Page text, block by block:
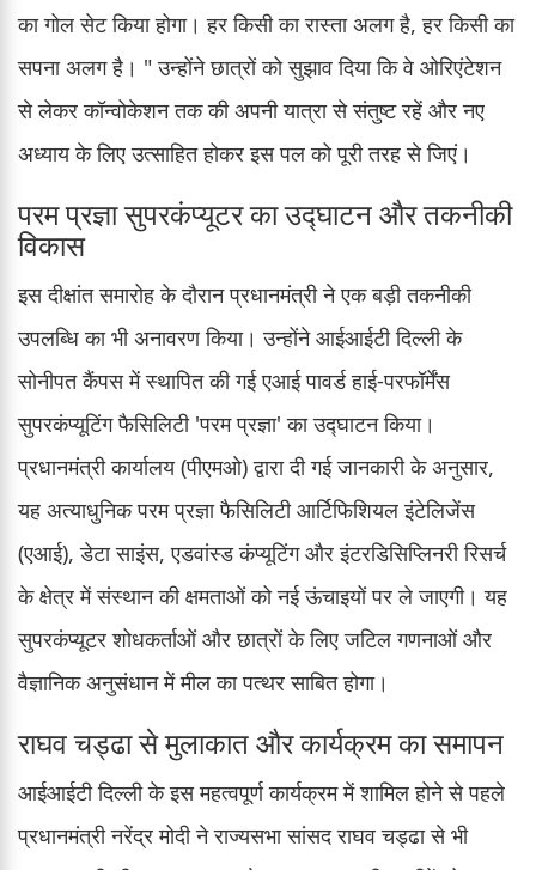
का गोल सेट किया होगा। हर किसी का रास्ता अलग है, हर किसी का
सपना अलग है। " उन्होंने छात्रों को सुझाव दिया कि वे ओरिएंटेशन
से लेकर कॉन्वोकेशन तक की अपनी यात्रा से संतुष्ट रहें और नए
अध्याय के लिए उत्साहित होकर इस पल को पूरी तरह से जिएं।
परम प्रज्ञा सुपरकंप्यूटर का उद्घाटन और तकनीकी
विकास
इस दीक्षांत समारोह के दौरान प्रधानमंत्री ने एक बड़ी तकनीकी
उपलब्धि का भी अनावरण किया। उन्होंने आईआईटी दिल्ली के
सोनीपत कैंपस में स्थापित की गई एआई पावर्ड हाई-परफॉर्मेंस
सुपरकंप्यूटिंग फैसिलिटी 'परम प्रज्ञा' का उद्घाटन किया।
प्रधानमंत्री कार्यालय (पीएमओ) द्वारा दी गई जानकारी के अनुसार,
यह अत्याधुनिक परम प्रज्ञा फैसिलिटी आर्टिफिशियल इंटेलिजेंस
(एआई), डेटा साइंस, एडवांस्ड कंप्यूटिंग और इंटरडिसिप्लिनरी रिसर्च
के क्षेत्र में संस्थान की क्षमताओं को नई ऊंचाइयों पर ले जाएगी। यह
सुपरकंप्यूटर शोधकर्ताओं और छात्रों के लिए जटिल गणनाओं और
वैज्ञानिक अनुसंधान में मील का पत्थर साबित होगा।
राघव चड्ढा से मुलाकात और कार्यक्रम का समापन
आईआईटी दिल्ली के इस महत्वपूर्ण कार्यक्रम में शामिल होने से पहले
प्रधानमंत्री नरेंद्र मोदी ने राज्यसभा सांसद राघव चड्ढा से भी